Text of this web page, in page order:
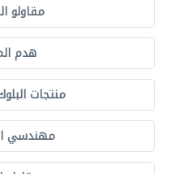
مقاولو
هدم
منتجات
مهندسي